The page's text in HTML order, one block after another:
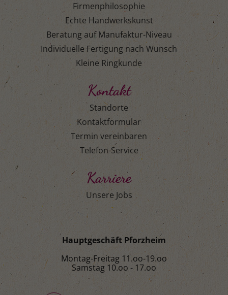
Firmenphilosophie
Echte Handwerkskunst
Beratung auf Manufaktur-Niveau
Individuelle Fertigung nach Wunsch
Kleine Ringkunde
Kontakt
Standorte
Kontaktformular
Termin vereinbaren
Telefon-Service
Karriere
Unsere Jobs
Hauptgeschäft Pforzheim
Montag-Freitag 11.oo-19.oo
Samstag 10.oo - 17.oo